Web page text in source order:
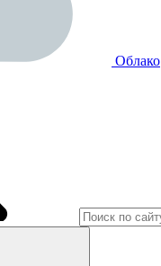
Облако